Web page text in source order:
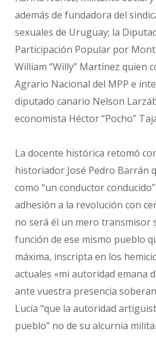
además de fundadora del
sexuales de Uruguay; la
Participación Popular por
William “Willy” Martínez quien
Agrario Nacional del MPP e
diputado canario Nelson
economista Héctor “Pocho”
La docente histórica retomó
historiador José Pedro Barrán
como “un conductor
adhesión a la revolución con
no será él un mero transmisor
función de ese mismo pueblo
máxima, inscripta en los
actuales «mi autoridad emana
ante vuestra presencia
Lucía “que la autoridad
pueblo” no de su alcurnia